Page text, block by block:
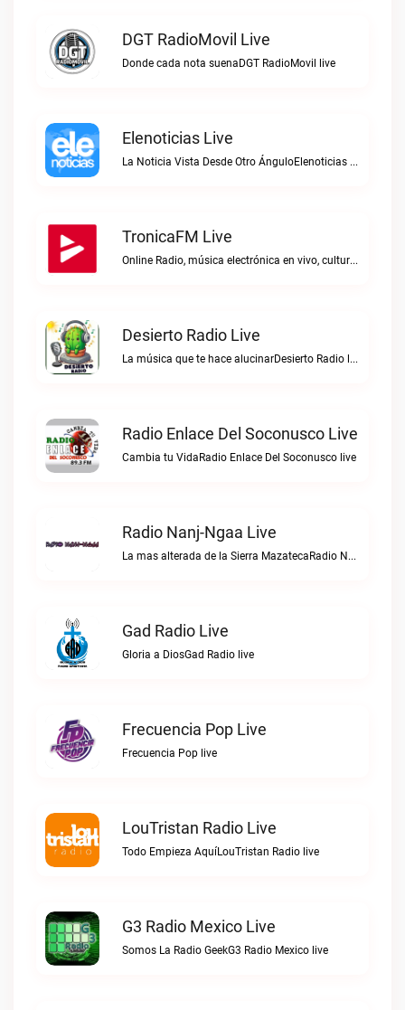
DGT RadioMovil Live
Donde cada nota suenaDGT RadioMovil live
Elenoticias Live
La Noticia Vista Desde Otro ÁnguloElenoticias live
TronicaFM Live
Online Radio, música electrónica en vivo, cultura electrónica, Top 10 semanal, videos, descargasTronicaFM live
Desierto Radio Live
La música que te hace alucinarDesierto Radio live
Radio Enlace Del Soconusco Live
Cambia tu VidaRadio Enlace Del Soconusco live
Radio Nanj-Ngaa Live
La mas alterada de la Sierra MazatecaRadio Nanj-Ngaa live
Gad Radio Live
Gloria a DiosGad Radio live
Frecuencia Pop Live
Frecuencia Pop live
LouTristan Radio Live
Todo Empieza AquíLouTristan Radio live
G3 Radio Mexico Live
Somos La Radio GeekG3 Radio Mexico live